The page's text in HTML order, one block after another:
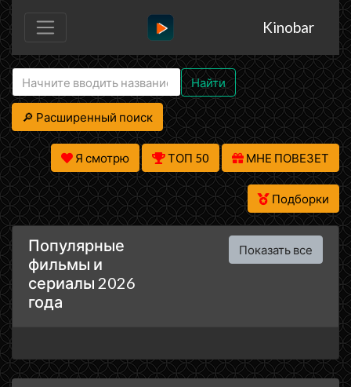
Kinobar
Найти
🔎 Расширенный поиск
Я смотрю ТОП 50 МНЕ ПОВЕЗЕТ
Подборки
Популярные
фильмы и
сериалы 2026
года
Показать все